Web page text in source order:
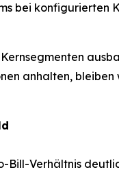
bei konfigurierten
anhalten,
Verhältnis